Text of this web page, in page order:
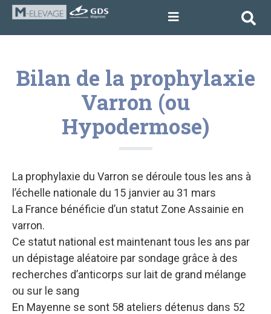
Bilan de la prophylaxie
Varron (ou
Hypodermose)
La prophylaxie du Varron se déroule tous les ans à
l’échelle nationale du 15 janvier au 31 mars
La France bénéficie d’un statut Zone Assainie en
varron.
Ce statut national est maintenant tous les ans par
un dépistage aléatoire par sondage grâce à des
recherches d’anticorps sur lait de grand mélange
ou sur le sang
En Mayenne se sont 58 ateliers détenus dans 52